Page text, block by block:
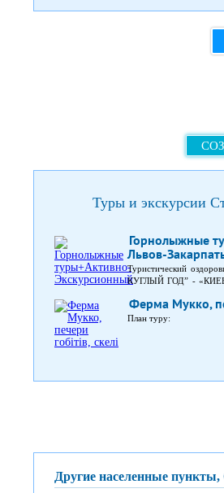
Туры и экскурсии
Горнолыжные
Львов-
Туристический
КУГЛЫЙ ГОД” - «КИЕВ
с табличкой "ТОК
Для Вас будут
Ферма Мукко,
План туру:
Другие населенные